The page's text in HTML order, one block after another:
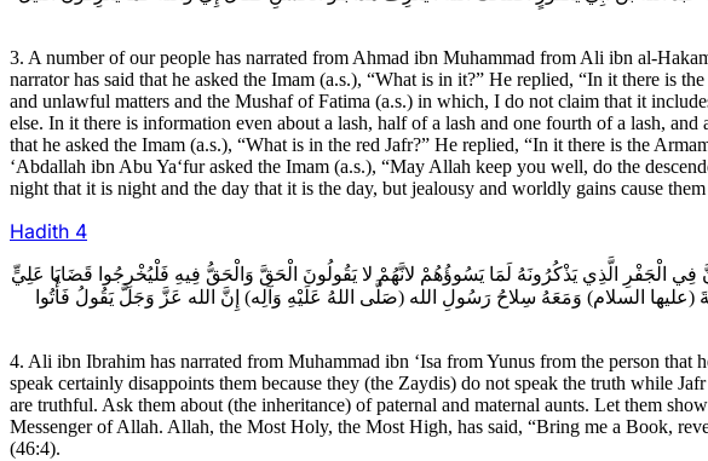
3. A number of our people has narrated from Ahmad ibn Muhammad from Ali ibn al-
narrator has said that he asked the Imam (a.s.), “What is in it?” He replied, “In it there is
and unlawful matters and the Mushaf of Fatima (a.s.) in which, I do not claim that it
else. In it there is information even about a lash, half of a lash and one fourth of a lash,
that he asked the Imam (a.s.), “What is in the red Jafr?” He replied, “In it there is the
‘Abdallah ibn Abu Ya‘fur asked the Imam (a.s.), “May Allah keep you well, do the
night that it is night and the day that it is the day, but jealousy and worldly gains cause
Hadith 4
الَّذِي يَذْكُرُونَهُ لَمَا يَسُوؤُهُمْ لانَّهُمْ لا يَقُولُونَ الْحَقَّ وَالْحَقُّ فِيهِ فَلْيُخْرِجُوا قَضَايَا عَلِيٍّ
السلام) وَمَعَهُ سِلاحُ رَسُولِ الله (صَلَّى اللهُ عَلَيْهِ وَآلِه) إِنَّ الله عَزَّ وَجَلَّ يَقُولُ فَأْتُوا
4. Ali ibn Ibrahim has narrated from Muhammad ibn ‘Isa from Yunus from the person
speak certainly disappoints them because they (the Zaydis) do not speak the truth while
are truthful. Ask them about (the inheritance) of paternal and maternal aunts. Let them
Messenger of Allah. Allah, the Most Holy, the Most High, has said, “Bring me a Book,
(46:4).